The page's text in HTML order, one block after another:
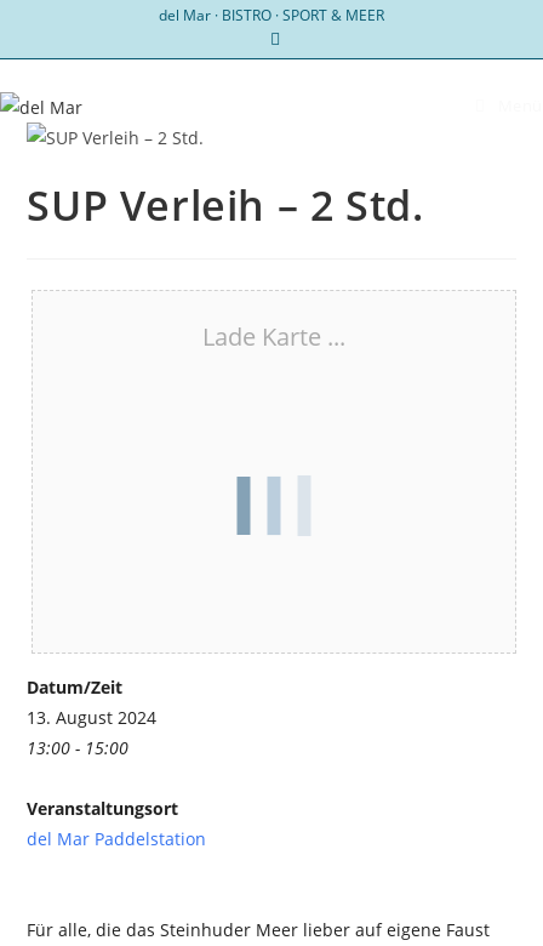
del Mar · BISTRO · SPORT & MEER
SUP Verleih – 2 Std.
Lade Karte ...
Datum/Zeit
13. August 2024
13:00 - 15:00
Veranstaltungsort
del Mar Paddelstation
Für alle, die das Steinhuder Meer lieber auf eigene Faust